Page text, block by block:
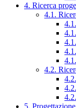
4. Ricerca
4.1.
4.2.
5.